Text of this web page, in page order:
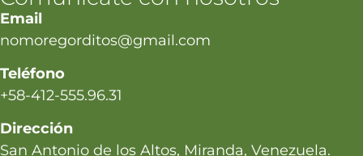
Email
nomoregorditos@gmail.com
Teléfono
+58-412-555.96.31
Dirección
San Antonio de los Altos, Miranda, Venezuela.